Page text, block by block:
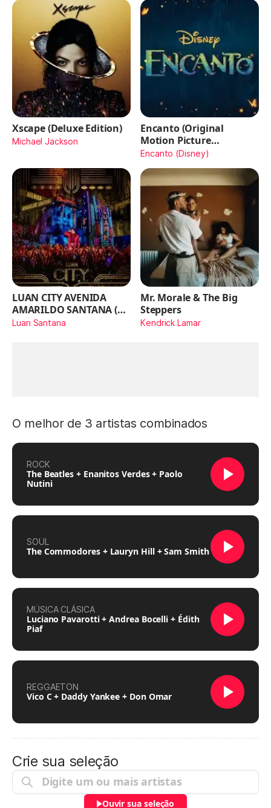
Xscape (Deluxe Edition)
Michael Jackson
Encanto (Original
Motion Picture
Soundtrack)
Encanto (Disney)
LUAN CITY AVENIDA
AMARILDO SANTANA (Ao
Vivo)
Luan Santana
Mr. Morale & The Big
Steppers
Kendrick Lamar
O melhor de 3 artistas combinados
ROCK
The Beatles + Enanitos Verdes + Paolo
Nutini
SOUL
The Commodores + Lauryn Hill + Sam Smith
MÚSICA CLÁSICA
Luciano Pavarotti + Andrea Bocelli + Édith
Piaf
REGGAETON
Vico C + Daddy Yankee + Don Omar
Crie sua seleção
Ouvir sua seleção